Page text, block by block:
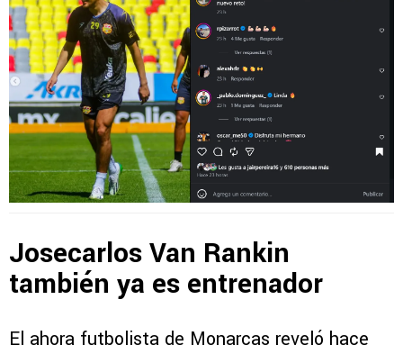
Josecarlos Van Rankin
también ya es entrenador
El ahora futbolista de Monarcas reveló hace